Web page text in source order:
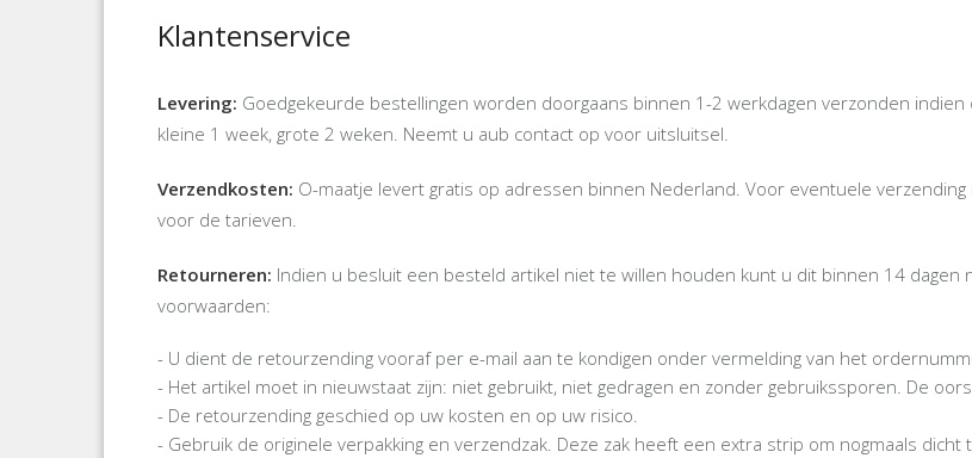
Klantenservice
Levering: Goedgekeurde bestellingen worden doorgaans binnen 1-2 werkdagen verzonden
kleine 1 week, grote 2 weken. Neemt u aub contact op voor uitsluitsel.
Verzendkosten: O-maatje levert gratis op adressen binnen Nederland. Voor eventuele
voor de tarieven.
Retourneren: Indien u besluit een besteld artikel niet te willen houden kunt u dit binnen 14
voorwaarden:
- U dient de retourzending vooraf per e-mail aan te kondigen onder vermelding van het
- Het artikel moet in nieuwstaat zijn: niet gebruikt, niet gedragen en zonder gebruikssporen. De
- De retourzending geschied op uw kosten en op uw risico.
- Gebruik de originele verpakking en verzendzak. Deze zak heeft een extra strip om nogmaals dicht